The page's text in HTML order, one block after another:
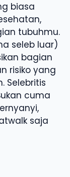
biasa
tubuhmu.
seleb luar)
bagian
risiko yang
Selebritis
cuma
saja